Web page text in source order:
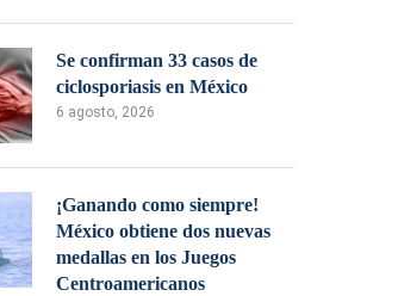
Se confirman 33 casos de
ciclosporiasis en México
6 agosto, 2026
¡Ganando como siempre!
México obtiene dos nuevas
medallas en los Juegos
Centroamericanos